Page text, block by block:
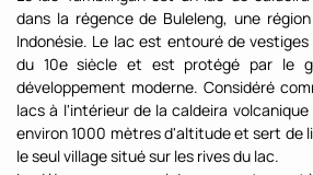
dans la régence de Buleleng, une
Indonésie. Le lac est entouré de
du 10e siècle et est protégé par le
développement moderne. Considéré
lacs à l'intérieur de la caldeira
environ 1000 mètres d'altitude et sert de
le seul village situé sur les rives du lac.